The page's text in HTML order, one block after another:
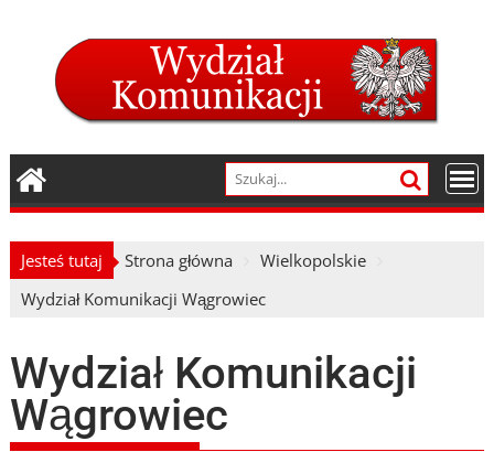
Jesteś tutaj Strona główna
Wielkopolskie
Wydział Komunikacji Wągrowiec
Wydział Komunikacji
Wągrowiec